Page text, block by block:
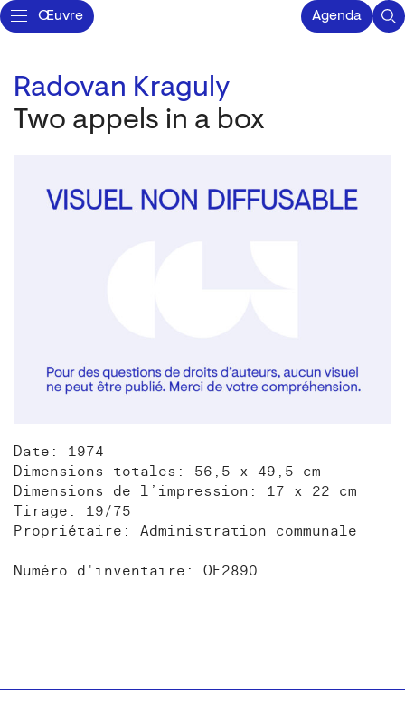
Œuvre Agenda
Radovan Kraguly
Two appels in a box
Date: 1974
Dimensions totales: 56,5 x 49,5 cm
Dimensions de l’impression: 17 x 22 cm
Tirage: 19/75
Propriétaire: Administration communale
Numéro d'inventaire: OE2890